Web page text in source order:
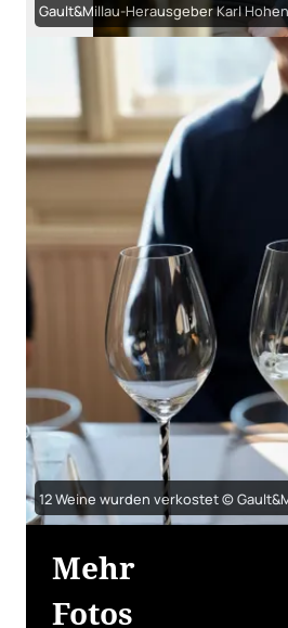
Gault&Millau-Herausgeber Karl
12 Weine wurden verkostet ©
Mehr
Fotos